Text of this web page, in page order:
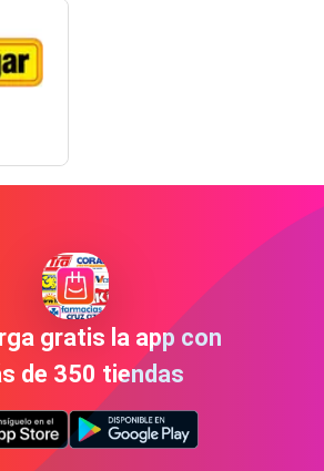
gratis la app con
de 350 tiendas